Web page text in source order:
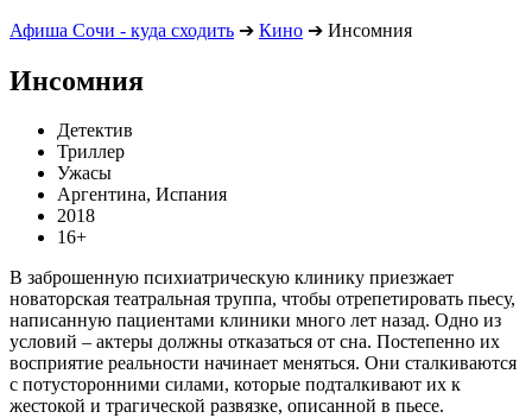
Афиша Сочи - куда сходить ➔ Кино ➔ Инсомния
Инсомния
Детектив
Триллер
Ужасы
Аргентина, Испания
2018
16+
В заброшенную психиатрическую клинику приезжает
новаторская театральная труппа, чтобы отрепетировать пьесу,
написанную пациентами клиники много лет назад. Одно из
условий – актеры должны отказаться от сна. Постепенно их
восприятие реальности начинает меняться. Они сталкиваются
с потусторонними силами, которые подталкивают их к
жестокой и трагической развязке, описанной в пьесе.